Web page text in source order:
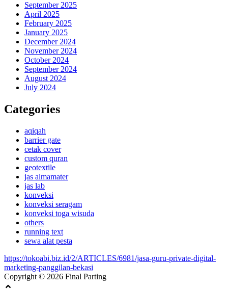
September 2025
April 2025
February 2025
January 2025
December 2024
November 2024
October 2024
September 2024
August 2024
July 2024
Categories
aqiqah
barrier gate
cetak cover
custom quran
geotextile
jas almamater
jas lab
konveksi
konveksi seragam
konveksi toga wisuda
others
running text
sewa alat pesta
https://tokoabi.biz.id/2/ARTICLES/6981/jasa-guru-private-digital-
marketing-panggilan-bekasi
Copyright © 2026 Final Parting